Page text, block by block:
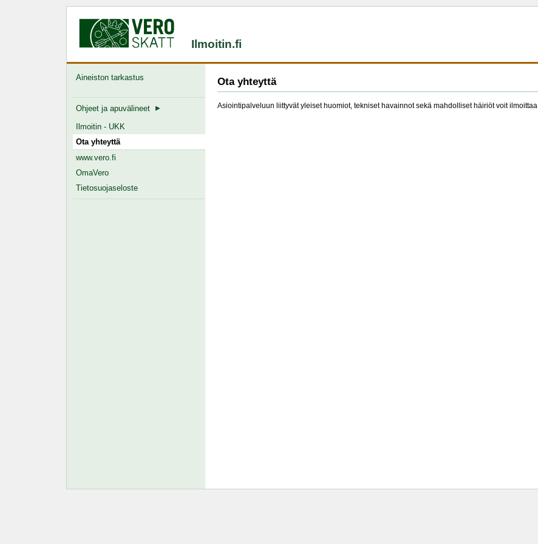
Ilmoitin.fi
Aineiston tarkastus
Ohjeet ja apuvälineet
Ilmoitin - UKK
Ota yhteyttä
www.vero.fi
OmaVero
Tietosuojaseloste
Ota yhteyttä
Asiointipalveluun liittyvät yleiset huomiot, tekniset havainnot sekä mahdolliset häiriöt voit ilmoittaa